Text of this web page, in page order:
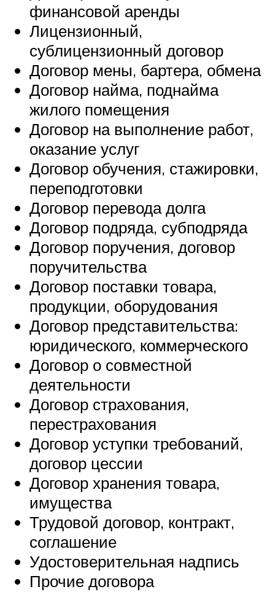
финансовой аренды
Лицензионный,
сублицензионный договор
Договор мены, бартера, обмена
Договор найма, поднайма
жилого помещения
Договор на выполнение работ,
оказание услуг
Договор обучения, стажировки,
переподготовки
Договор перевода долга
Договор подряда, субподряда
Договор поручения, договор
поручительства
Договор поставки товара,
продукции, оборудования
Договор представительства:
юридического, коммерческого
Договор о совместной
деятельности
Договор страхования,
перестрахования
Договор уступки требований,
договор цессии
Договор хранения товара,
имущества
Трудовой договор, контракт,
соглашение
Удостоверительная надпись
Прочие договора